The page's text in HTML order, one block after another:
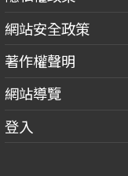
網站安全政策
著作權聲明
網站導覽
登入